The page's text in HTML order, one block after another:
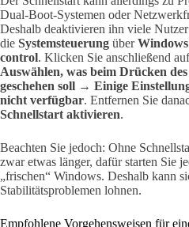
Dual-Boot-Systemen oder
Deshalb deaktivieren ihn viele
die Systemsteuerung über
control. Klicken Sie anschließend
Auswählen, was beim Drücken
geschehen soll → Einige
nicht verfügbar. Entfernen Sie
Schnellstart aktivieren.
Beachten Sie jedoch: Ohne
zwar etwas länger, dafür starten Sie
„frischen“ Windows. Deshalb kann
Stabilitätsproblemen lohnen.
Empfohlene Vorgehensweisen für